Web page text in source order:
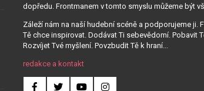
dopředu. Frontmanem v tomto smyslu můžeme být
Záleží nám na naší hudební scéně a podporujeme ji.
Tě chce inspirovat. Dodávat Ti sebevědomí. Pobavit
Rozvíjet Tvé myšlení. Povzbudit Tě k hraní...
redakce a kontakt